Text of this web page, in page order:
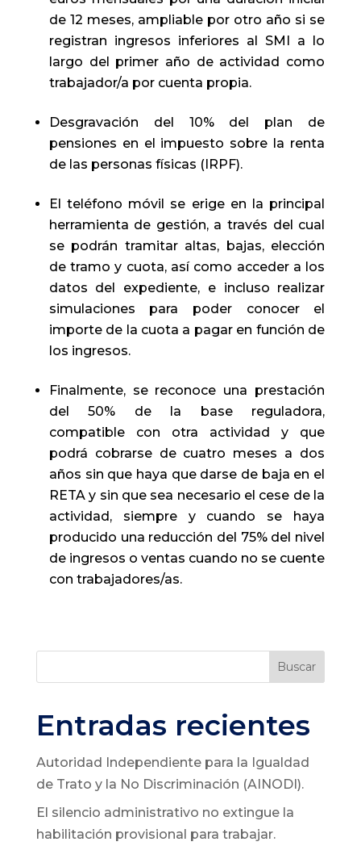
de 12 meses, ampliable por otro año si se
registran ingresos inferiores al SMI a lo
largo del primer año de actividad como
trabajador/a por cuenta propia.
Desgravación del 10% del plan de
pensiones en el impuesto sobre la renta
de las personas físicas (IRPF).
El teléfono móvil se erige en la prin­cipal
herramienta de gestión, a través del cual
se podrán tramitar altas, bajas, elección
de tramo y cuota, así como acceder a los
datos del expediente, e incluso realizar
simulaciones para poder conocer el
importe de la cuota a pagar en función de
los ingresos.
Finalmente, se reconoce una presta­ción
del 50% de la base reguladora,
compatible con otra actividad y que
podrá cobrarse de cuatro meses a dos
años sin que haya que darse de baja en el
RETA y sin que sea necesario el cese de la
actividad, siempre y cuando se haya
producido una reducción del 75% del nivel
de ingresos o ventas cuando no se cuente
con trabajadores/as.
Buscar
Entradas recientes
Autoridad Independiente para la Igualdad
de Trato y la No Discriminación (AINODI).
El silencio administrativo no extingue la
habilitación provisional para trabajar.